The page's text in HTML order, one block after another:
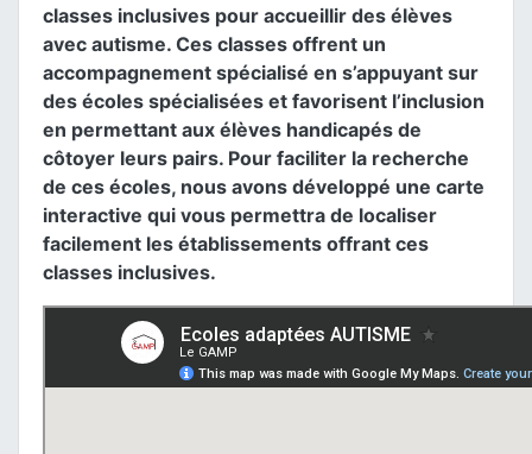
classes inclusives pour accueillir des élèves
avec autisme. Ces classes offrent un
accompagnement spécialisé en s’appuyant sur
des écoles spécialisées et favorisent l’inclusion
en permettant aux élèves handicapés de
côtoyer leurs pairs. Pour faciliter la recherche
de ces écoles, nous avons développé une carte
interactive qui vous permettra de localiser
facilement les établissements offrant ces
classes inclusives.